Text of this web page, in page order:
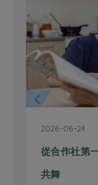
2026-06-24
從合作社第
共舞